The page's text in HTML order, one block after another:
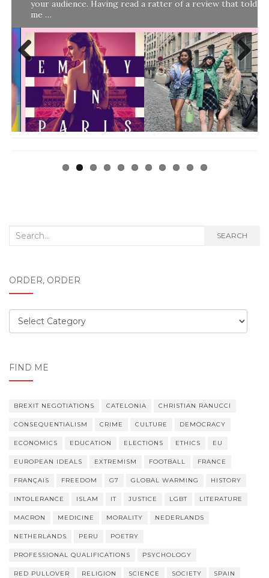
your audience. Having read a ratter of a review that told
me …
ous
Next
Search
SEARCH
ORDER, ORDER
Order,
order
FIND ME
BREXIT NEGOTIATIONS CATELONIA CHRISTIAN RANUCCI
CONSEQUENTIALISM CRIME CULTURE DEMOCRACY
ECONOMICS EDUCATION ELECTIONS ETHICS EU
EUROPEAN IDEALS EXTREMISM FOOTBALL FRANCE
FRANÇAIS FREEDOM G7 GLOBAL WARMING HISTORY
INTOLERANCE ISLAM IT JUSTICE LGBT LITERATURE
MACRON MEDICINE MORALITY NEDERLANDS
NETHERLANDS PERU POETRY
PROFESSIONAL QUALIFICATIONS PSYCHOLOGY
RED PULLOVER RELIGION SCIENCE SOCIETY SPAIN